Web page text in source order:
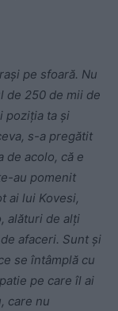
pe sfoară. Nu
de 250 de mii de
poziția ta și
s-a pregătit
de acolo, că e
au pomenit
ai lui Kovesi,
alături de alți
afaceri. Sunt și
se întâmplă cu
pe care îl ai
care nu